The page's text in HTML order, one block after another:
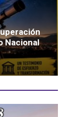
Nacional